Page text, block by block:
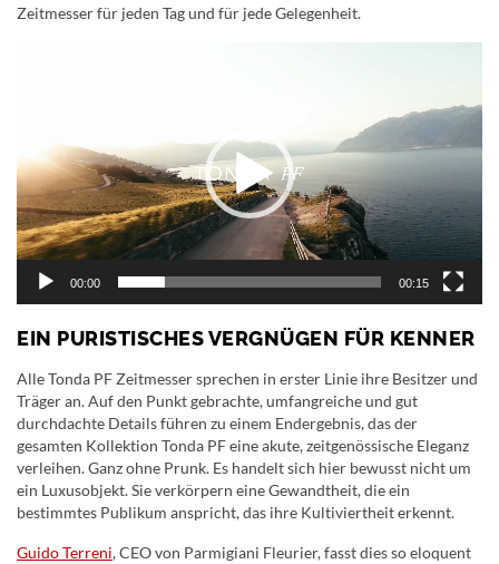
Zeitmesser für jeden Tag und für jede Gelegenheit.
00:00 00:15
EIN PURISTISCHES VERGNÜGEN FÜR KENNER
Alle Tonda PF Zeitmesser sprechen in erster Linie ihre Besitzer und
Träger an. Auf den Punkt gebrachte, umfangreiche und gut
durchdachte Details führen zu einem Endergebnis, das der
gesamten Kollektion Tonda PF eine akute, zeitgenössische Eleganz
verleihen. Ganz ohne Prunk. Es handelt sich hier bewusst nicht um
ein Luxusobjekt. Sie verkörpern eine Gewandtheit, die ein
bestimmtes Publikum anspricht, das ihre Kultiviertheit erkennt.
Guido Terreni, CEO von Parmigiani Fleurier, fasst dies so eloquent